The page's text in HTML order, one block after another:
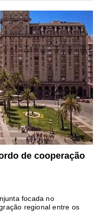
de cooperação
focada no
regional entre os